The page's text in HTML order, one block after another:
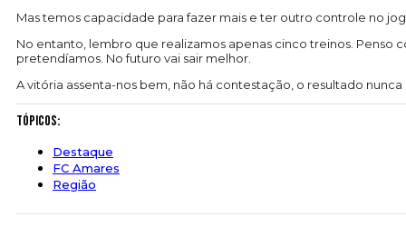
Mas temos capacidade para fazer mais e ter outro controle no
No entanto, lembro que realizamos apenas cinco treinos. Penso
pretendíamos. No futuro vai sair melhor.
A vitória assenta-nos bem, não há contestação, o resultado
Tópicos:
Destaque
FC Amares
Região